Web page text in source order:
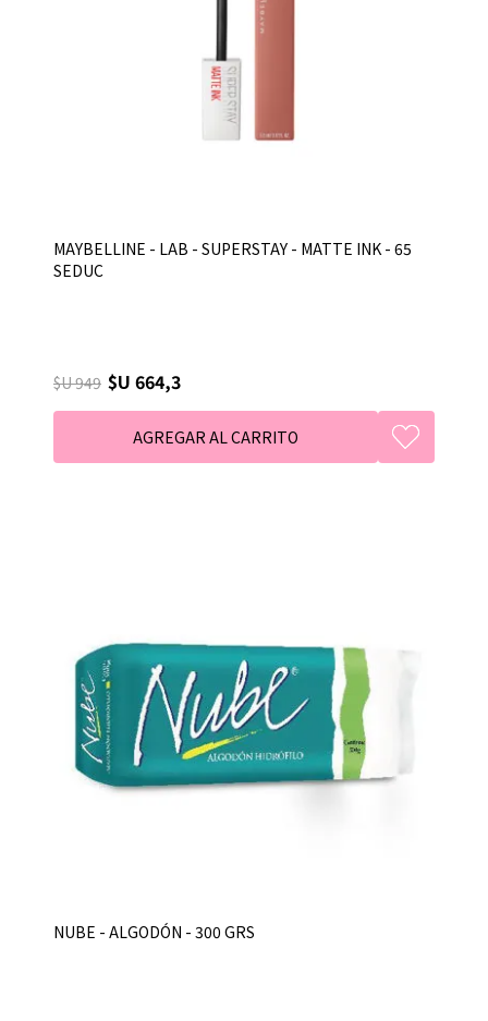
MAYBELLINE - LAB - SUPERSTAY - MATTE INK - 65
SEDUC
$U 949 $U 664,3
NUBE - ALGODÓN - 300 GRS